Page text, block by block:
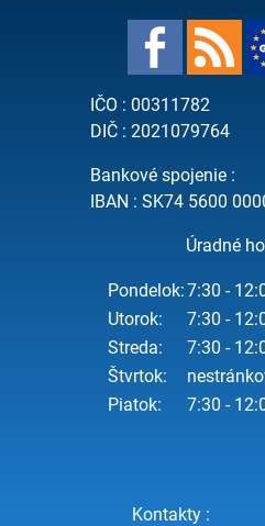
IČO : 00311782
DIČ : 2021079764
Bankové spojenie :
IBAN : SK74 5600
Úradné
Pondelok:7:30 -
Utorok:
7:30 -
Streda:
7:30 -
Štvrtok:
Piatok:
7:30 -
Kontakty :